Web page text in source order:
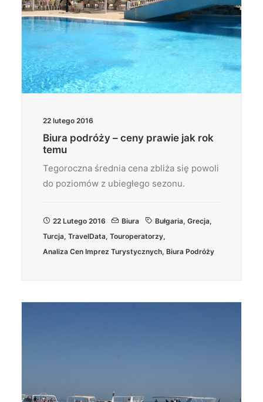
22 lutego 2016
Biura podróży – ceny prawie jak rok
temu
Tegoroczna średnia cena zbliża się powoli
do poziomów z ubiegłego sezonu.
22 Lutego 2016 Biura Bułgaria, Grecja,
Turcja, TravelData, Touroperatorzy,
Analiza Cen Imprez Turystycznych, Biura Podróży